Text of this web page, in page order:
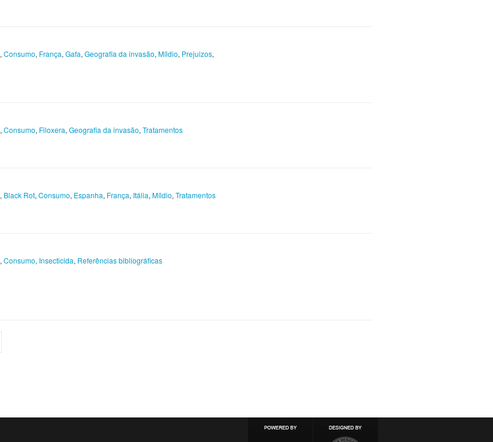
, Consumo, França, Gafa, Geografia da invasão, Míldio, Prejuizos,
, Consumo, Filoxera, Geografia da invasão, Tratamentos
, Black Rot, Consumo, Espanha, França, Itália, Míldio, Tratamentos
, Consumo, Insecticida, Referências bibliográficas